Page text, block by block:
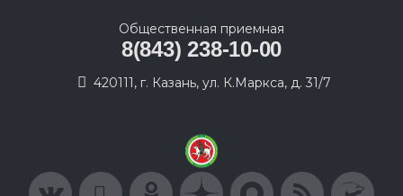
Общественная приемная
8(843) 238-10-00
420111, г. Казань, ул. К.Маркса, д. 31/7